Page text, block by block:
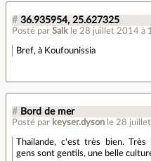
# 36.935954, 25.627325
Posté par Salk le 28 juillet 2014 à
Bref, à Koufounissia
# Bord de mer
Posté par keyser.dyson le 28
Thailande, c'est très bien. Très
gens sont gentils, une belle